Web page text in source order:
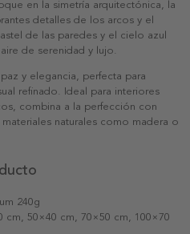
en la simetría arquitectónica, la
detalles de los arcos y el
de las paredes y el cielo azul
de serenidad y lujo.
y elegancia, perfecta para
refinado. Ideal para interiores
combina a la perfección con
naturales como madera o
240g
cm, 50×40 cm, 70×50 cm, 100×70